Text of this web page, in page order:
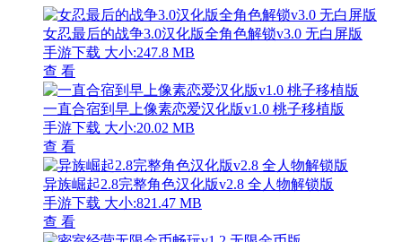
女忍最后的战争3.0汉化版全角色解锁v3.0 无白屏版
手游下载 大小:247.8 MB
查 看
一直合宿到早上像素恋爱汉化版v1.0 桃子移植版
手游下载 大小:20.02 MB
查 看
异族崛起2.8完整角色汉化版v2.8 全人物解锁版
手游下载 大小:821.47 MB
查 看